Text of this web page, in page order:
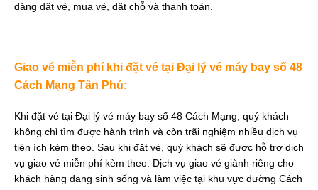
dàng đặt vé, mua vé, đặt chỗ và thanh toán.
Giao vé miễn phí khi đặt vé tại Đại lý vé máy bay số 48
Cách Mạng Tân Phú:
Khi đặt vé tại Đại lý vé máy bay số 48 Cách Mạng, quý khách
không chỉ tìm được hành trình và còn trãi nghiệm nhiều dịch vụ
tiện ích kèm theo. Sau khi đặt vé, quý khách sẽ được hỗ trợ dịch
vụ giao vé miễn phí kèm theo. Dịch vụ giao vé giành riêng cho
khách hàng đang sinh sống và làm việc tại khu vực đường Cách